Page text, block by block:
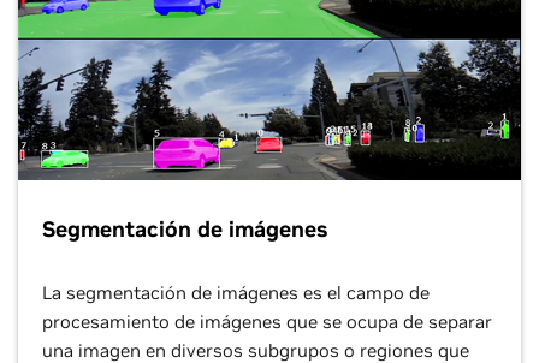
Segmentación de imágenes
La segmentación de imágenes es el campo de
procesamiento de imágenes que se ocupa de separar
una imagen en diversos subgrupos o regiones que